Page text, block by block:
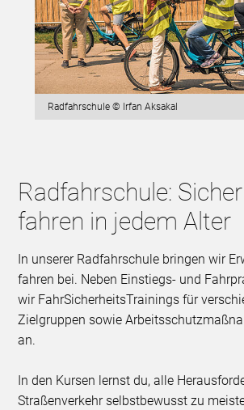
Radfahrschule © Irfan Aksakal
Radfahrschule:
fahren in jedem Alter
In unserer Radfahrschule bringen wir
fahren bei. Neben Einstiegs- und
wir FahrSicherheitsTrainings für
Zielgruppen sowie
an.
In den Kursen lernst du, alle
Straßenverkehr selbstbewusst zu